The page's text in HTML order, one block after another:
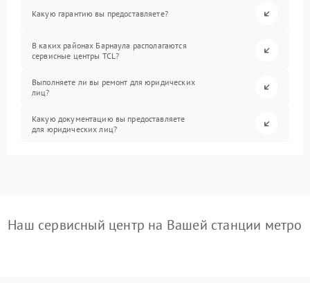
Какую гарантию вы предоставляете?
В каких районах Барнаула располагаются
сервисные центры TCL?
Выполняете ли вы ремонт для юридических
лиц?
Какую документацию вы предоставляете
для юридических лиц?
Наш сервисный центр на Вашей станции метро